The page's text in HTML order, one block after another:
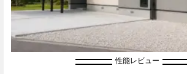
性能レビュー